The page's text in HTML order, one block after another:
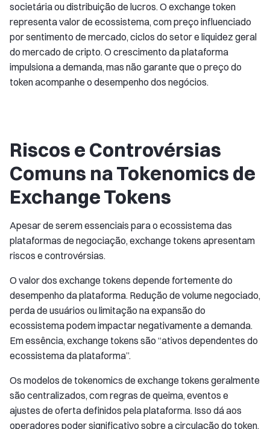
societária ou distribuição de lucros. O exchange token
representa valor de ecossistema, com preço influenciado
por sentimento de mercado, ciclos do setor e liquidez geral
do mercado de cripto. O crescimento da plataforma
impulsiona a demanda, mas não garante que o preço do
token acompanhe o desempenho dos negócios.
Riscos e Controvérsias
Comuns na Tokenomics de
Exchange Tokens
Apesar de serem essenciais para o ecossistema das
plataformas de negociação, exchange tokens apresentam
riscos e controvérsias.
O valor dos exchange tokens depende fortemente do
desempenho da plataforma. Redução de volume negociado,
perda de usuários ou limitação na expansão do
ecossistema podem impactar negativamente a demanda.
Em essência, exchange tokens são “ativos dependentes do
ecossistema da plataforma”.
Os modelos de tokenomics de exchange tokens geralmente
são centralizados, com regras de queima, eventos e
ajustes de oferta definidos pela plataforma. Isso dá aos
operadores poder significativo sobre a circulação do token.